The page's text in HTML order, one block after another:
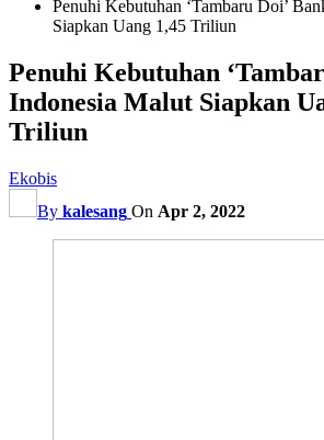
Penuhi Kebutuhan ‘Tambaru Doi’
Siapkan Uang 1,45 Triliun
Penuhi Kebutuhan
Indonesia Malut Siapkan
Triliun
Ekobis
By kalesang On Apr 2, 2022